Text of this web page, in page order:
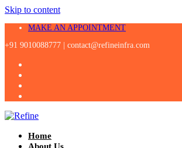
Skip to content
MAKE AN APPOINTMENT
+91 9010088777 | contact@refineinfra.com
Home